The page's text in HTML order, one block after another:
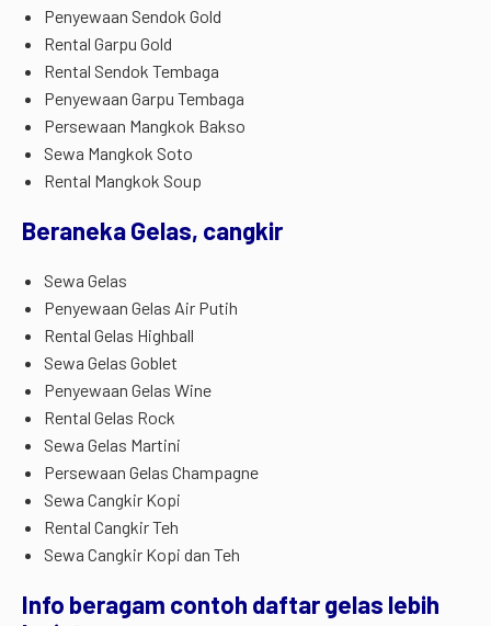
Penyewaan Sendok Gold
Rental Garpu Gold
Rental Sendok Tembaga
Penyewaan Garpu Tembaga
Persewaan Mangkok Bakso
Sewa Mangkok Soto
Rental Mangkok Soup
Beraneka Gelas, cangkir
Sewa Gelas
Penyewaan Gelas Air Putih
Rental Gelas Highball
Sewa Gelas Goblet
Penyewaan Gelas Wine
Rental Gelas Rock
Sewa Gelas Martini
Persewaan Gelas Champagne
Sewa Cangkir Kopi
Rental Cangkir Teh
Sewa Cangkir Kopi dan Teh
Info beragam contoh daftar gelas lebih